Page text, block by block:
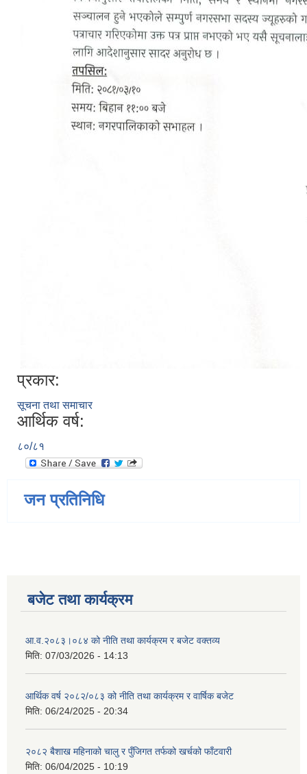
प्रकार:
सूचना तथा समाचार
आर्थिक वर्ष:
८०/८१
जन प्रतिनिधि
बजेट तथा कार्यक्रम
आ.व.२०८३।०८४ को नीति तथा कार्यक्रम र बजेट वक्तव्य
मिति: 07/03/2026 - 14:13
आर्थिक वर्ष २०८२/०८३ को नीति तथा कार्यक्रम र वार्षिक बजेट
मिति: 06/24/2025 - 20:34
२०८२ बैशाख महिनाको चालु र पुँजिगत तर्फको खर्चको फाँटवारी
मिति: 06/04/2025 - 10:19